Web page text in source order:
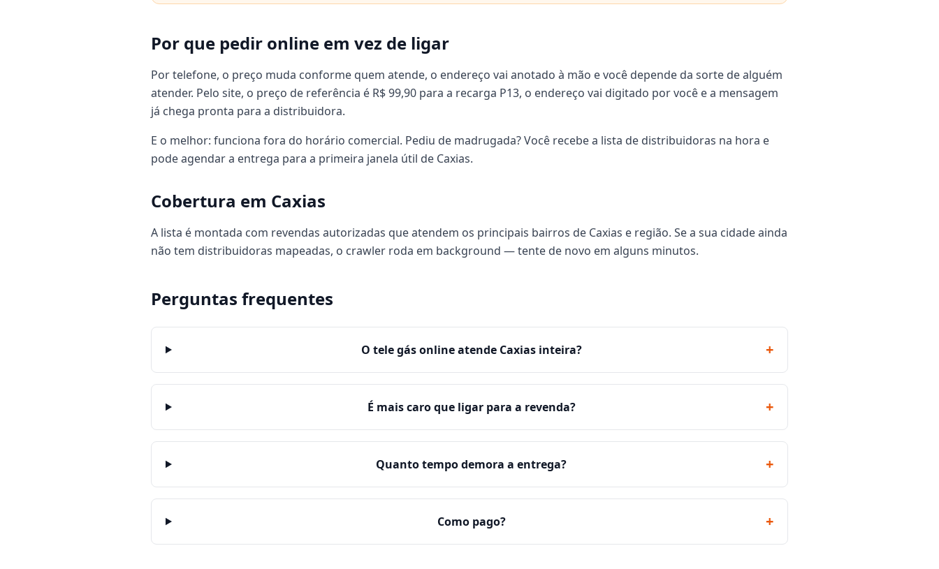
Por que pedir online em vez de ligar
Por telefone, o preço muda conforme quem atende, o endereço vai anotado à mão e você depende da sorte de alguém
atender. Pelo site, o preço de referência é R$ 99,90 para a recarga P13, o endereço vai digitado por você e a mensagem
já chega pronta para a distribuidora.
E o melhor: funciona fora do horário comercial. Pediu de madrugada? Você recebe a lista de distribuidoras na hora e
pode agendar a entrega para a primeira janela útil de Caxias.
Cobertura em Caxias
A lista é montada com revendas autorizadas que atendem os principais bairros de Caxias e região. Se a sua cidade ainda
não tem distribuidoras mapeadas, o crawler roda em background — tente de novo em alguns minutos.
Perguntas frequentes
O tele gás online atende Caxias inteira? +
É mais caro que ligar para a revenda? +
Quanto tempo demora a entrega? +
Como pago? +